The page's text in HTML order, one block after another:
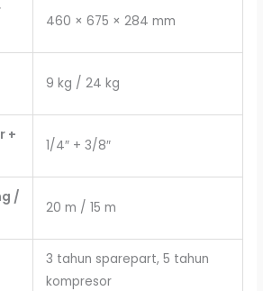
460 × 675 × 284 mm
9 kg / 24 kg
+
1/4″ + 3/8″
/
20 m / 15 m
3 tahun sparepart, 5 tahun
kompresor